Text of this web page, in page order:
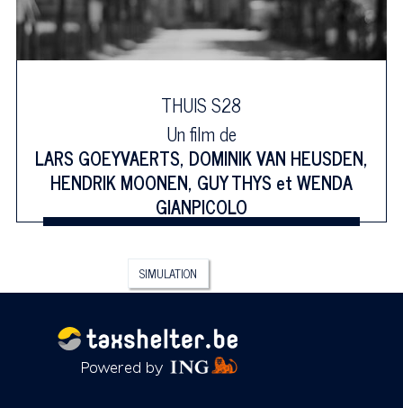
THUIS S28
Un film de
LARS GOEYVAERTS, DOMINIK VAN HEUSDEN,
HENDRIK MOONEN, GUY THYS etWENDA
GIANPICOLO
SIMULATION